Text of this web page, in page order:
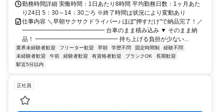
勤務時間詳細 実働時間：1日あたり8時間 平均勤務日数：1ヶ月あた
り24日 5：30～14：30ごろ ※終了時間は状況により変動あり
仕事内容 ＼早朝サクサクドライバー♪ ほぼ"押すだけ"で納品完了！／
━━━━━━━━━━━━━━ 台車のまま積み込み ▼ そのまま納
品！ ━━━━━━━━━━━━━━ 持ち上げる負担が少ない...
業界未経験者歓迎 フリーター歓迎 早朝 学歴不問 固定時間制
経験不問
未経験者歓迎
午前 経験者歓迎 有資格者歓迎 ブランクOK
長期歓迎
駅近5分以内
正社員